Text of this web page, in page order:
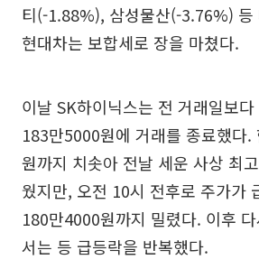
티(-1.88%), 삼성물산(-3.76%) 등
현대차는 보합세로 장을 마쳤다.
이날 SK하이닉스는 전 거래일보
183만5000원에 거래를 종료했다
원까지 치솟아 전날 세운 사상 최
웠지만, 오전 10시 전후로 주가가
180만4000원까지 밀렸다. 이후
서는 등 급등락을 반복했다.